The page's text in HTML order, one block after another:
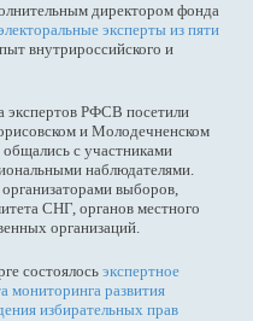
директором фонда
эксперты из пяти
внутрироссийского и
экспертов РФСВ посетили
и Молодечненском
с участниками
наблюдателями.
выборов,
СНГ, органов местного
организаций.
состоялось экспертное
мониторинга развития
избирательных прав